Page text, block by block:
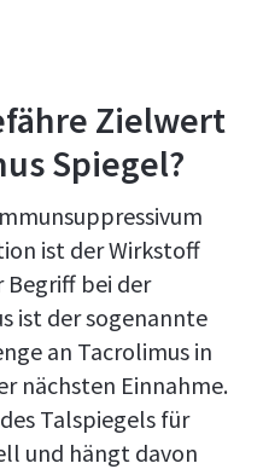
Zielwert
Spiegel?
ist der Wirkstoff
Begriff bei der
ist der sogenannte
an Tacrolimus in
nächsten Einnahme.
Talspiegels für
und hängt davon